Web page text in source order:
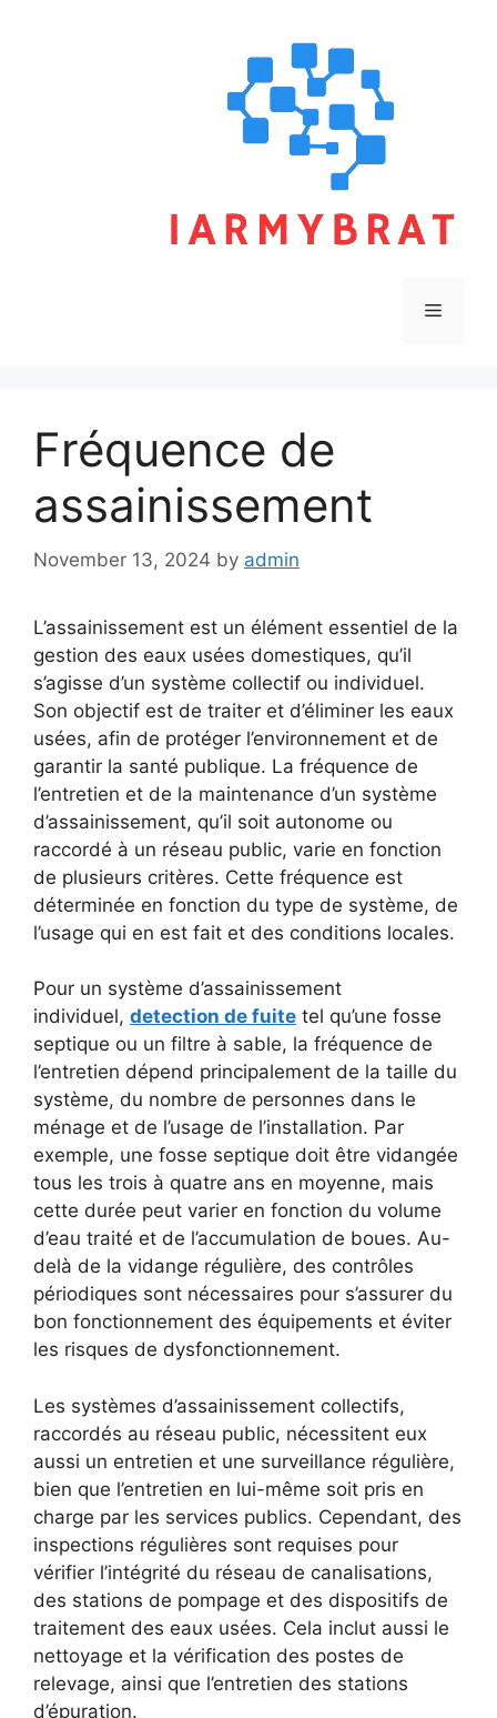
Menu
Fréquence de
assainissement
November 13, 2024 by admin
L’assainissement est un élément essentiel de la
gestion des eaux usées domestiques, qu’il
s’agisse d’un système collectif ou individuel.
Son objectif est de traiter et d’éliminer les eaux
usées, afin de protéger l’environnement et de
garantir la santé publique. La fréquence de
l’entretien et de la maintenance d’un système
d’assainissement, qu’il soit autonome ou
raccordé à un réseau public, varie en fonction
de plusieurs critères. Cette fréquence est
déterminée en fonction du type de système, de
l’usage qui en est fait et des conditions locales.
Pour un système d’assainissement
individuel, detection de fuite tel qu’une fosse
septique ou un filtre à sable, la fréquence de
l’entretien dépend principalement de la taille du
système, du nombre de personnes dans le
ménage et de l’usage de l’installation. Par
exemple, une fosse septique doit être vidangée
tous les trois à quatre ans en moyenne, mais
cette durée peut varier en fonction du volume
d’eau traité et de l’accumulation de boues. Au-
delà de la vidange régulière, des contrôles
périodiques sont nécessaires pour s’assurer du
bon fonctionnement des équipements et éviter
les risques de dysfonctionnement.
Les systèmes d’assainissement collectifs,
raccordés au réseau public, nécessitent eux
aussi un entretien et une surveillance régulière,
bien que l’entretien en lui-même soit pris en
charge par les services publics. Cependant, des
inspections régulières sont requises pour
vérifier l’intégrité du réseau de canalisations,
des stations de pompage et des dispositifs de
traitement des eaux usées. Cela inclut aussi le
nettoyage et la vérification des postes de
relevage, ainsi que l’entretien des stations
d’épuration.